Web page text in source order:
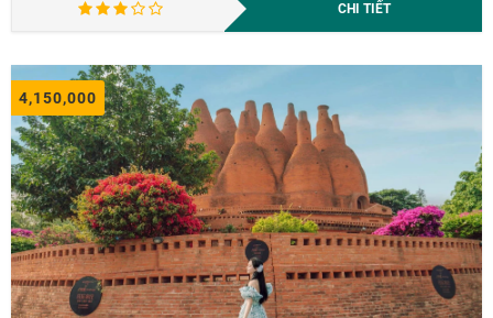
CHI TIẾT
4,150,000